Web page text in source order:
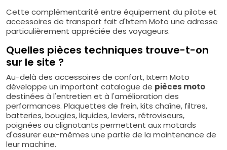
Cette complémentarité entre équipement du pilote et
accessoires de transport fait d'Ixtem Moto une adresse
particulièrement appréciée des voyageurs.
Quelles pièces techniques trouve-t-on
sur le site ?
Au-delà des accessoires de confort, Ixtem Moto
développe un important catalogue de pièces moto
destinées à l'entretien et à l'amélioration des
performances. Plaquettes de frein, kits chaîne, filtres,
batteries, bougies, liquides, leviers, rétroviseurs,
poignées ou clignotants permettent aux motards
d'assurer eux-mêmes une partie de la maintenance de
leur machine.